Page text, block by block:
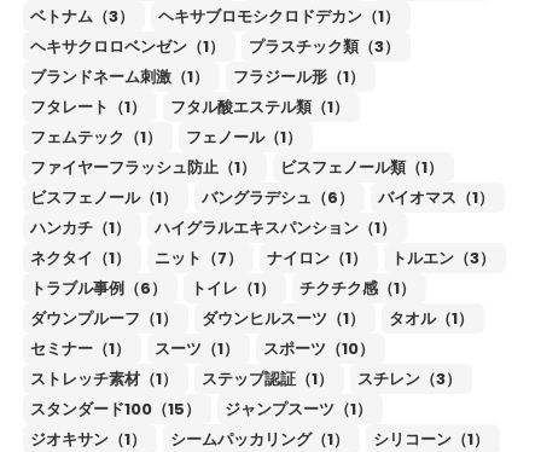
ベトナム（3）
ヘキサブロモシクロドデカン（1）
ヘキサクロロベンゼン（1）
プラスチック類（3）
ブランドネーム刺激（1）
フラジール形（1）
フタレート（1）
フタル酸エステル類（1）
フェムテック（1）
フェノール（1）
ファイヤーフラッシュ防止（1）
ビスフェノール類（1）
ビスフェノール（1）
バングラデシュ（6）
バイオマス（1）
ハンカチ（1）
ハイグラルエキスパンション（1）
ネクタイ（1）
ニット（7） ナイロン（1）
トルエン（3）
トラブル事例（6）
トイレ（1）
チクチク感（1）
ダウンプルーフ（1）
ダウンヒルスーツ（1）
タオル（1）
セミナー（1）
スーツ（1）
スポーツ（10）
ストレッチ素材（1）
ステップ認証（1）
スチレン（3）
スタンダード100（15）
ジャンプスーツ（1）
ジオキサン（1）
シームパッカリング（1）
シリコーン（1）